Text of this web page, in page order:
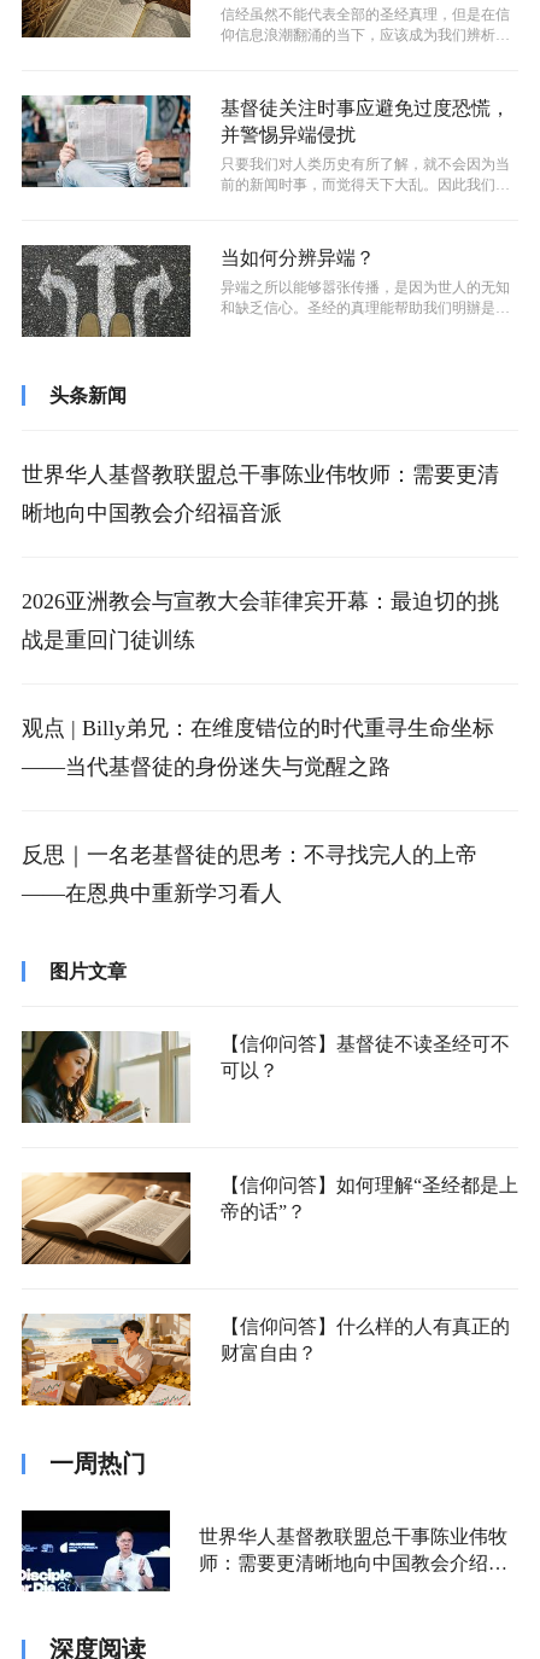
信经虽然不能代表全部的圣经真理，但是在信
仰信息浪潮翻涌的当下，应该成为我们辨析异
基督徒关注时事应避免过度恐慌，
并警惕异端侵扰
只要我们对人类历史有所了解，就不会因为当
前的新闻时事，而觉得天下大乱。因此我们要
当如何分辨异端？
异端之所以能够嚣张传播，是因为世人的无知
和缺乏信心。圣经的真理能帮助我们明辦是
头条新闻
世界华人基督教联盟总干事陈业伟牧师：需要更清
晰地向中国教会介绍福音派
2026亚洲教会与宣教大会菲律宾开幕：最迫切的挑
战是重回门徒训练
观点 | Billy弟兄：在维度错位的时代重寻生命坐标
——当代基督徒的身份迷失与觉醒之路
反思｜一名老基督徒的思考：不寻找完人的上帝
——在恩典中重新学习看人
图片文章
【信仰问答】基督徒不读圣经可不
可以？
【信仰问答】如何理解“圣经都是上
帝的话”？
【信仰问答】什么样的人有真正的
财富自由？
一周热门
世界华人基督教联盟总干事陈业伟牧
师：需要更清晰地向中国教会介绍福
深度阅读